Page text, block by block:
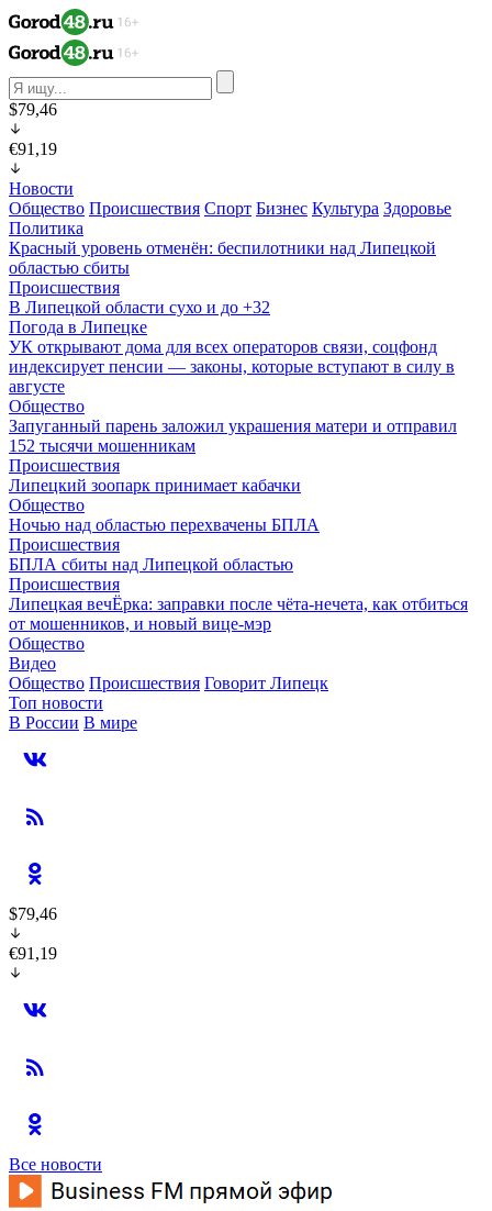
$79,46
€91,19
Новости
Общество Происшествия Спорт Бизнес Культура Здоровье
Политика
Красный уровень отменён: беспилотники над Липецкой
областью сбиты
Происшествия
В Липецкой области сухо и до +32
Погода в Липецке
УК открывают дома для всех операторов связи, соцфонд
индексирует пенсии — законы, которые вступают в силу в
августе
Общество
Запуганный парень заложил украшения матери и отправил
152 тысячи мошенникам
Происшествия
Липецкий зоопарк принимает кабачки
Общество
Ночью над областью перехвачены БПЛА
Происшествия
БПЛА сбиты над Липецкой областью
Происшествия
Липецкая вечЁрка: заправки после чёта-нечета, как отбиться
от мошенников, и новый вице-мэр
Общество
Видео
Общество Происшествия Говорит Липецк
Топ новости
В России В мире
$79,46
€91,19
Все новости